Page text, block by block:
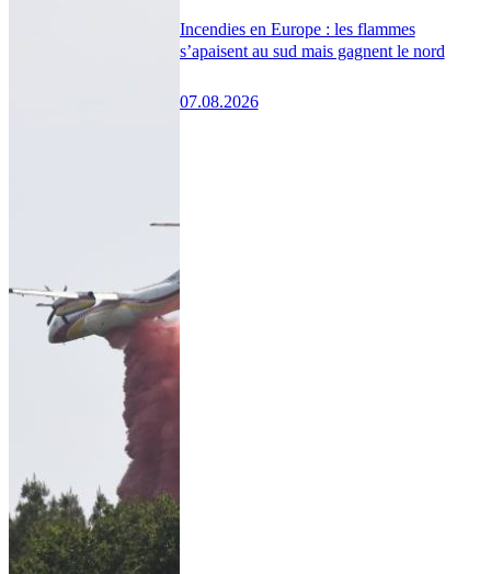
Incendies en Europe : les flammes
s’apaisent au sud mais gagnent le nord
07.08.2026